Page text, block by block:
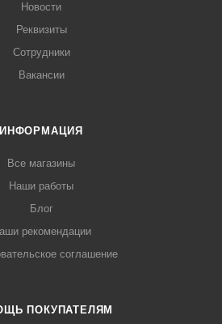
Новости
Реквизиты
Сотрудники
Вакансии
ИНФОРМАЦИЯ
Все магазины
Наши работы
Блог
рекомендации
соглашение
ПОКУПАТЕЛЯМ